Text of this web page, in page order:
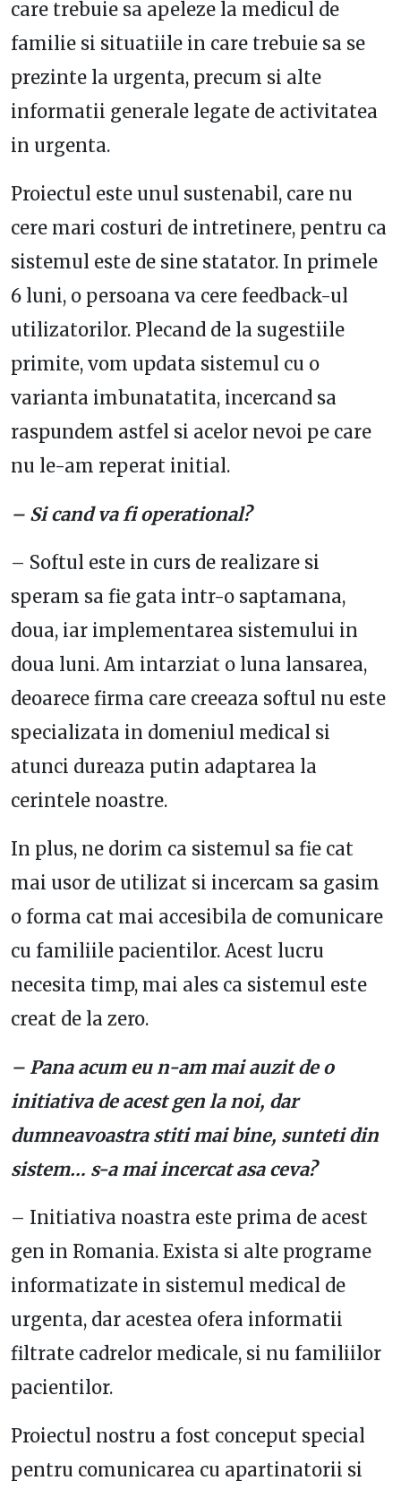
care trebuie sa apeleze la medicul de
familie si situatiile in care trebuie sa se
prezinte la urgenta, precum si alte
informatii generale legate de activitatea
in urgenta.
Proiectul este unul sustenabil, care nu
cere mari costuri de intretinere, pentru ca
sistemul este de sine statator. In primele
6 luni, o persoana va cere feedback-ul
utilizatorilor. Plecand de la sugestiile
primite, vom updata sistemul cu o
varianta imbunatatita, incercand sa
raspundem astfel si acelor nevoi pe care
nu le-am reperat initial.
– Si cand va fi operational?
– Softul este in curs de realizare si
speram sa fie gata intr-o saptamana,
doua, iar implementarea sistemului in
doua luni. Am intarziat o luna lansarea,
deoarece firma care creeaza softul nu este
specializata in domeniul medical si
atunci dureaza putin adaptarea la
cerintele noastre.
In plus, ne dorim ca sistemul sa fie cat
mai usor de utilizat si incercam sa gasim
o forma cat mai accesibila de comunicare
cu familiile pacientilor. Acest lucru
necesita timp, mai ales ca sistemul este
creat de la zero.
– Pana acum eu n-am mai auzit de o
initiativa de acest gen la noi, dar
dumneavoastra stiti mai bine, sunteti din
sistem… s-a mai incercat asa ceva?
– Initiativa noastra este prima de acest
gen in Romania. Exista si alte programe
informatizate in sistemul medical de
urgenta, dar acestea ofera informatii
filtrate cadrelor medicale, si nu familiilor
pacientilor.
Proiectul nostru a fost conceput special
pentru comunicarea cu apartinatorii si